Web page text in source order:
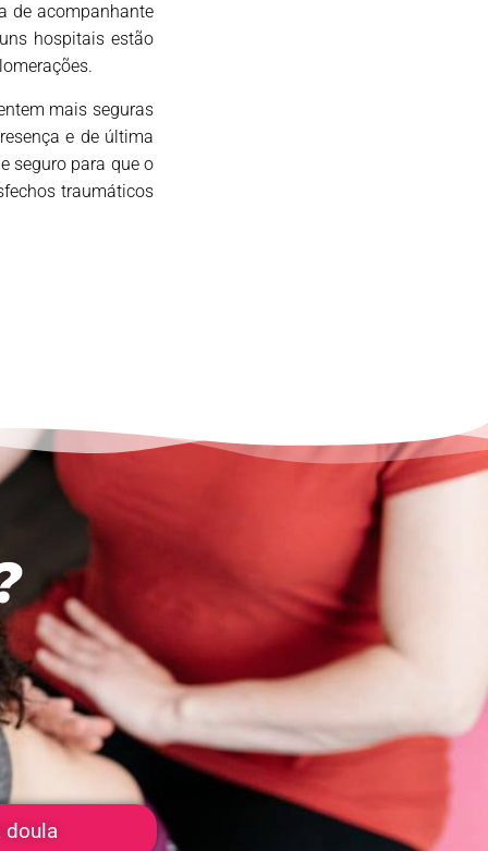
de acompanhante
hospitais estão
mais seguras
e de última
seguro para que o
traumáticos
doula